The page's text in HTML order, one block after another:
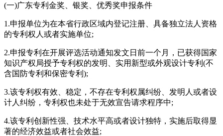
(一)广东专利金奖、银奖、优秀奖申报条件
1.申报单位为在本省行政区域内登记注册、具备独立法人资格
的专利权人或者实施单位;
2.申报专利在开展评选活动通知发文日前一个月，已获得国家
知识产权局授予专利权的发明、实用新型或外观设计专利(不
含国防专利和保密专利);
3.该专利权有效、稳定，不存在专利权属纠纷、发明人或者设
计人纠纷，专利权也未处于无效宣告请求程序中;
4.该专利创新性强、技术水平高或者设计独特，实施后取得显
著的经济效益或者社会效益;